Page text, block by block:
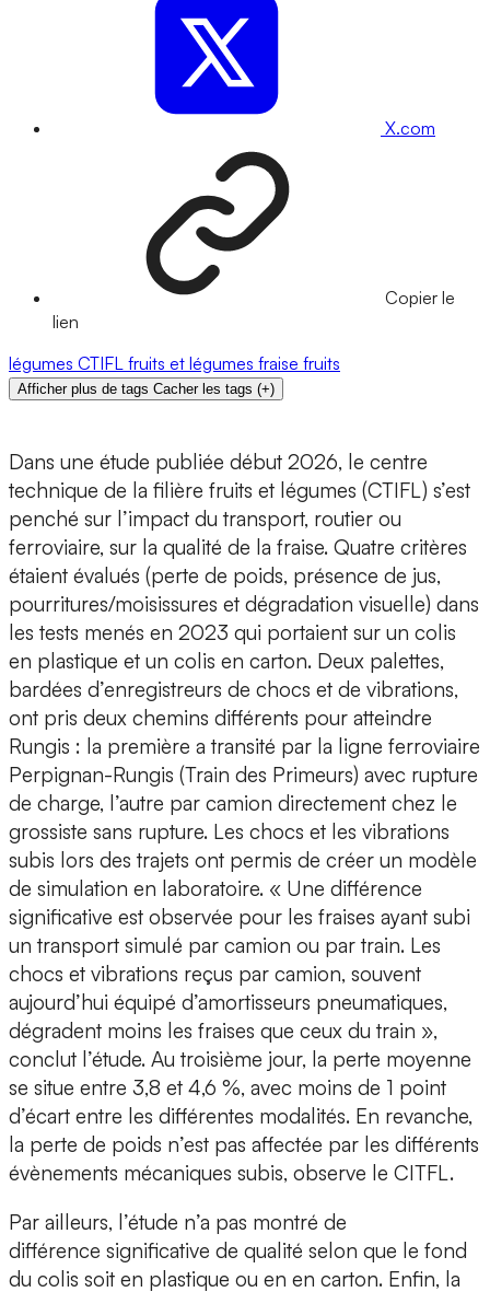
X.com
Copier le
lien
légumes CTIFL fruits et légumes fraise fruits
Afficher plus de tags Cacher les tags (+)
Dans une étude publiée début 2026, le centre
technique de la filière fruits et légumes (CTIFL) s’est
penché sur l’impact du transport, routier ou
ferroviaire, sur la qualité de la fraise. Quatre critères
étaient évalués (perte de poids, présence de jus,
pourritures/­moisissures et dégradation visuelle) dans
les tests menés en 2023 qui portaient sur un colis
en plastique et un colis en carton. Deux palettes,
bardées d’enregistreurs de chocs et de vibrations,
ont pris deux chemins différents pour atteindre
Rungis : la première a transité par la ligne ferroviaire
Perpignan-Rungis (Train des Primeurs) avec rupture
de charge, l’autre par camion directement chez le
grossiste sans rupture. Les chocs et les vibrations
subis lors des trajets ont permis de créer un modèle
de simulation en laboratoire. « Une différence
significative est observée pour les fraises ayant subi
un transport simulé par camion ou par train. Les
chocs et vibrations reçus par camion, souvent
aujourd’hui équipé d’amortisseurs pneumatiques,
dégradent moins les fraises que ceux du train »,
conclut l’étude. Au troisième jour, la perte moyenne
se situe entre 3,8 et 4,6 %, avec moins de 1 point
d’écart entre les différentes modalités. En revanche,
la perte de poids n’est pas affectée par les différents
évènements mécaniques subis, observe le CITFL.
Par ailleurs, l’étude n’a pas montré de
différence significative de qualité selon que le fond
du colis soit en plastique ou en en carton. Enfin, la